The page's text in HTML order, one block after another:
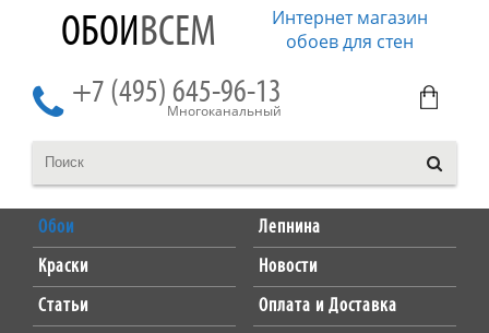
ОБОИВСЕМ
Интернет магазин
обоев для стен
+7 (495) 645-96-13
Многоканальный
Обои
Лепнина
Краски
Новости
Статьи
Оплата и Доставка